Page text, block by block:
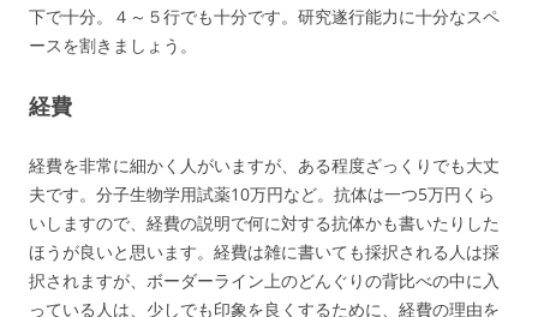
下で十分。４～５行でも十分です。研究遂行能力に十分なスペ
ースを割きましょう。
経費
経費を非常に細かく人がいますが、ある程度ざっくりでも大丈
夫です。分子生物学用試薬10万円など。抗体は一つ5万円くら
いしますので、経費の説明で何に対する抗体かも書いたりした
ほうが良いと思います。経費は雑に書いても採択される人は採
択されますが、ボーダーライン上のどんぐりの背比べの中に入
っている人は、少しでも印象を良くするために、経費の理由を